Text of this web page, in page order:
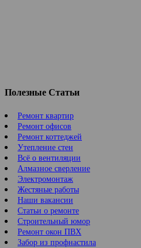
Полезные Статьи
Ремонт квартир
Ремонт офисов
Ремонт коттеджей
Утепление стен
Всё о вентиляции
Алмазное сверление
Электромонтаж
Жестяные работы
Наши вакансии
Статьи о ремонте
Строительный юмор
Ремонт окон ПВХ
Забор из профнастила